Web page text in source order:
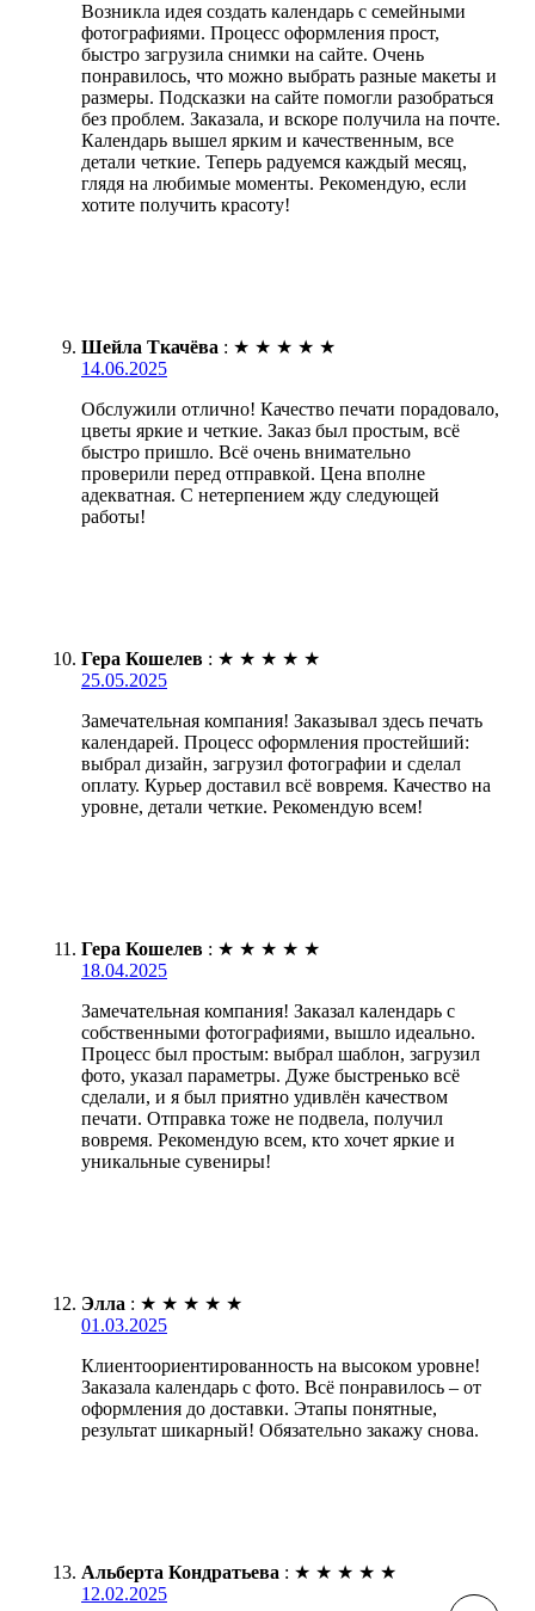
Возникла идея создать календарь с семейными
фотографиями. Процесс оформления прост,
быстро загрузила снимки на сайте. Очень
понравилось, что можно выбрать разные макеты и
размеры. Подсказки на сайте помогли разобраться
без проблем. Заказала, и вскоре получила на почте.
Календарь вышел ярким и качественным, все
детали четкие. Теперь радуемся каждый месяц,
глядя на любимые моменты. Рекомендую, если
хотите получить красоту!
Шейла Ткачёва : ★ ★ ★ ★ ★
14.06.2025
Обслужили отлично! Качество печати порадовало,
цветы яркие и четкие. Заказ был простым, всё
быстро пришло. Всё очень внимательно
проверили перед отправкой. Цена вполне
адекватная. С нетерпением жду следующей
работы!
Гера Кошелев : ★ ★ ★ ★ ★
25.05.2025
Замечательная компания! Заказывал здесь печать
календарей. Процесс оформления простейший:
выбрал дизайн, загрузил фотографии и сделал
оплату. Курьер доставил всё вовремя. Качество на
уровне, детали четкие. Рекомендую всем!
Гера Кошелев : ★ ★ ★ ★ ★
18.04.2025
Замечательная компания! Заказал календарь с
собственными фотографиями, вышло идеально.
Процесс был простым: выбрал шаблон, загрузил
фото, указал параметры. Дуже быстренько всё
сделали, и я был приятно удивлён качеством
печати. Отправка тоже не подвела, получил
вовремя. Рекомендую всем, кто хочет яркие и
уникальные сувениры!
Элла : ★ ★ ★ ★ ★
01.03.2025
Клиентоориентированность на высоком уровне!
Заказала календарь с фото. Всё понравилось – от
оформления до доставки. Этапы понятные,
результат шикарный! Обязательно закажу снова.
Альберта Кондратьева : ★ ★ ★ ★ ★
12.02.2025